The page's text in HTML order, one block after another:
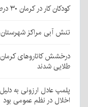
کودکان کار در کرمان ۳۰ درصد کمتر شدند
تنش آبی مراکز
درخشش کاتاروهای کرمان
طلایی شدند
پلمپ عادل ارزونی به
اخلال در نظم عمومی بود